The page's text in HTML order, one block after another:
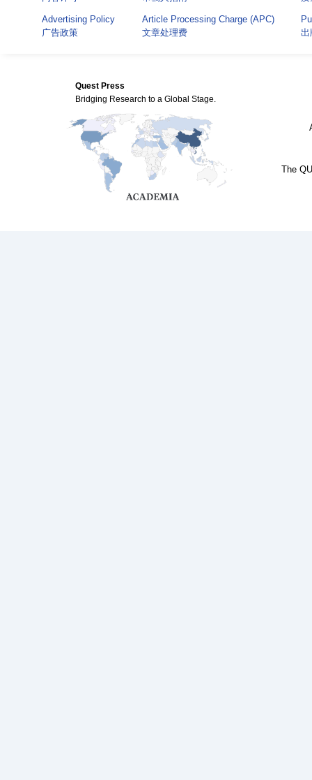
Advertising Policy
广告政策
Article Processing Charge (APC)
文章处理费
出
Quest Press
Bridging Research to a Global Stage.
The